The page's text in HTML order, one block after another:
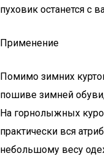
пуховик останется с
Применение
Помимо зимних
пошиве зимней
На горнолыжных
практически вся
небольшому весу